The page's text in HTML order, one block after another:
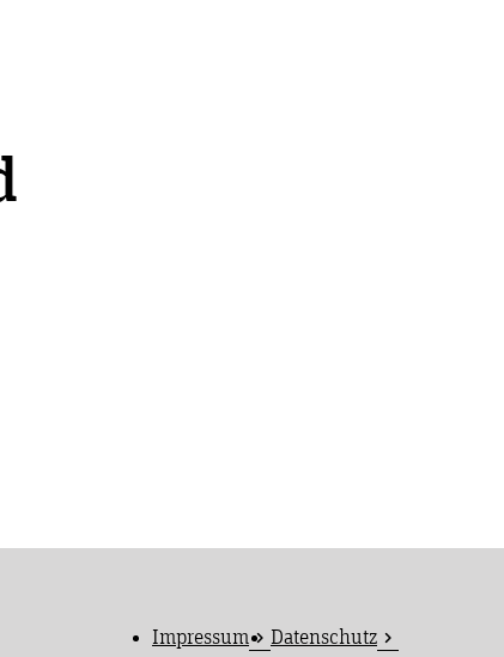
Impressum Datenschutz